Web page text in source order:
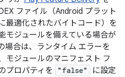
ファイル（Android プラット
最適化されたバイトコード）を
モジュールを備えている場合が
場合は、ランタイム エラーを
モジュールのマニフェスト フ
プロパティを
"false"
に設定